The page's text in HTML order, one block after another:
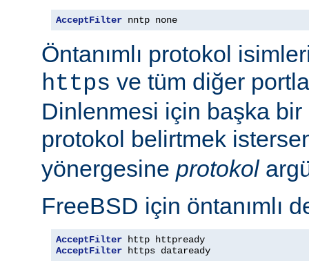
AcceptFilter nntp none
Öntanımlı protokol
https ve tüm diğer
Dinlenmesi için başka
protokol belirtmek
yönergesine protokol
FreeBSD için öntanımlı
AcceptFilter
AcceptFilter https dataready